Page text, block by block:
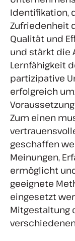
Identifikation,
Zufriedenheit
Qualität und
und stärkt die
Lernfähigkeit
partizipative
erfolgreich
Zum einen
geschaffen
Meinungen,
ermöglicht
geeignete
eingesetzt
Mitgestaltung